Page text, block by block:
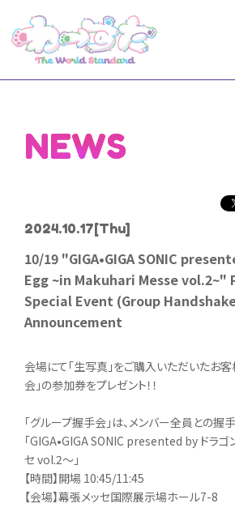
NEWS
2024.10.17[Thu]
10/19 "GIGA•GIGA SONIC
Egg ~in Makuhari Messe vol.2~"
Special Event (Group
Announcement
会場にて「生写真」をご購入いただいたお
会」の参加券をプレゼント！！
「グループ握手会」は、メンバー全員との握
「GIGA•GIGA SONIC presented by ドラゴ
セ vol.2～」
【時間】開場 10:45/11:45
【会場】幕張メッセ国際展示場ホール7-8